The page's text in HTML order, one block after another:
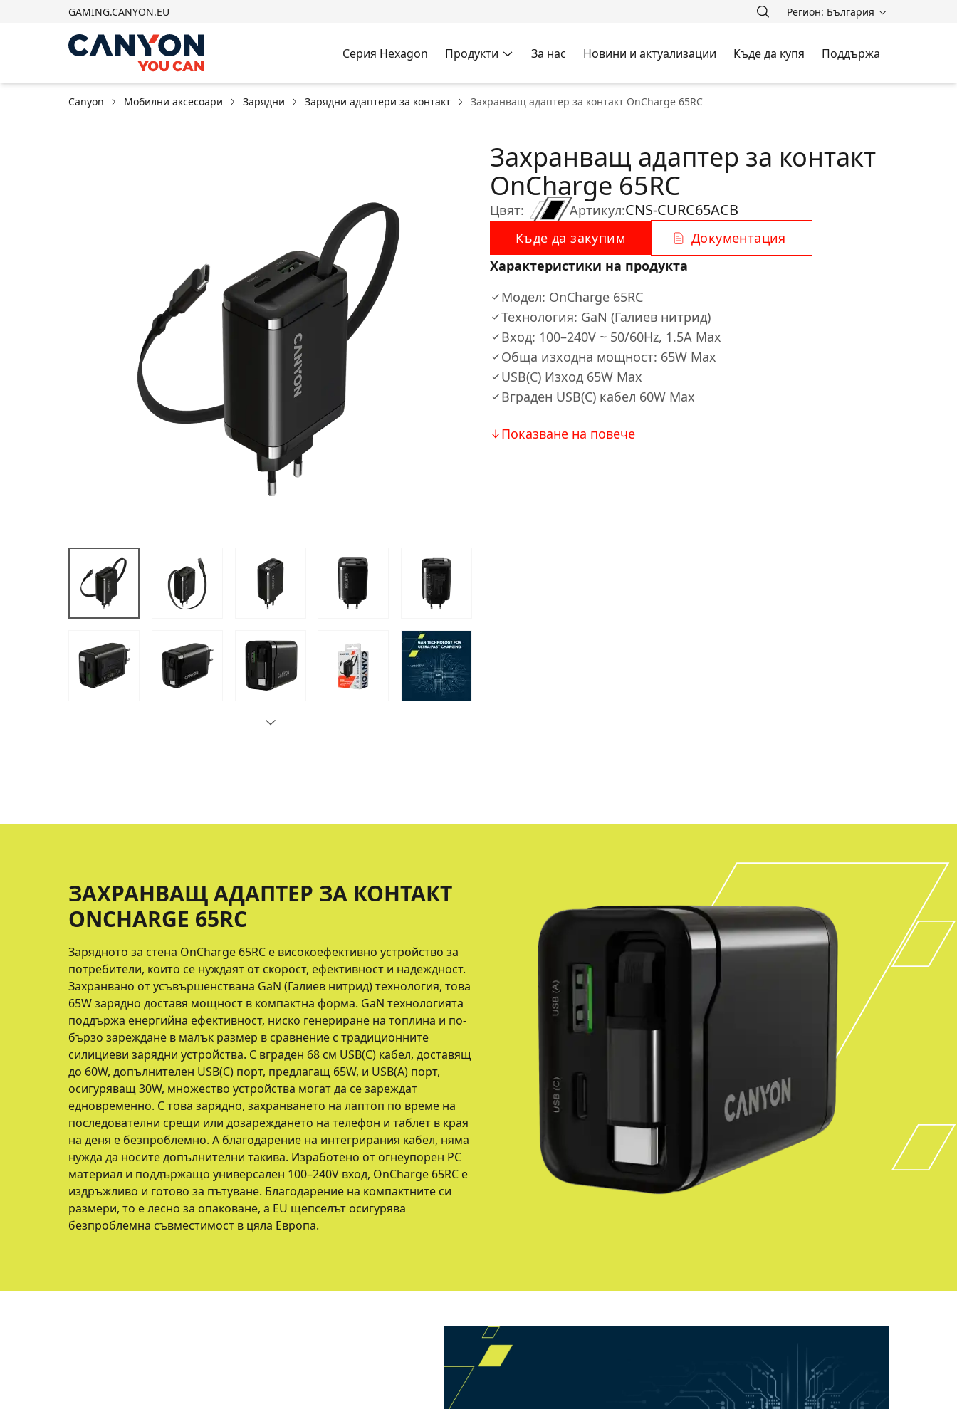
GAMING.CANYON.EU Регион: България
Серия Hexagon Продукти За нас Новини и актуализации Къде да купя Поддържа
Canyon Мобилни аксесоари Зарядни Зарядни адаптери за контакт Захранващ адаптер за контакт OnCharge 65RC
Цвят:
Захранващ адаптер за контакт
OnCharge 65RC
Артикул:CNS-CURC65ACB
Къде да закупим
Документация
Характеристики на продукта
Модел: OnCharge 65RC
Технология: GaN (Галиев нитрид)
Вход: 100–240V ~ 50/60Hz, 1.5A Max
Обща изходна мощност: 65W Max
USB(C) Изход 65W Max
Вграден USB(C) кабел 60W Max
Показване на повече
ЗАХРАНВАЩ АДАПТЕР ЗА КОНТАКТ
ONCHARGE 65RC
Зарядното за стена OnCharge 65RC е високоефективно устройство за
потребители, които се нуждаят от скорост, ефективност и надеждност.
Захранвано от усъвършенствана GaN (Галиев нитрид) технология, това
65W зарядно доставя мощност в компактна форма. GaN технологията
поддържа енергийна ефективност, ниско генериране на топлина и по-
бързо зареждане в малък размер в сравнение с традиционните
силициеви зарядни устройства. С вграден 68 см USB(C) кабел, доставящ
до 60W, допълнителен USB(C) порт, предлагащ 65W, и USB(A) порт,
осигуряващ 30W, множество устройства могат да се зареждат
едновременно. С това зарядно, захранването на лаптоп по време на
последователни срещи или дозареждането на телефон и таблет в края
на деня е безпроблемно. А благодарение на интегрирания кабел, няма
нужда да носите допълнителни такива. Изработено от огнеупорен PC
материал и поддържащо универсален 100–240V вход, OnCharge 65RC е
издръжливо и готово за пътуване. Благодарение на компактните си
размери, то е лесно за опаковане, а EU щепселът осигурява
безпроблемна съвместимост в цяла Европа.